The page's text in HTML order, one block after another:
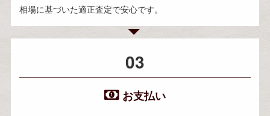
相場に基づいた適正査定で安心です。
03
お支払い